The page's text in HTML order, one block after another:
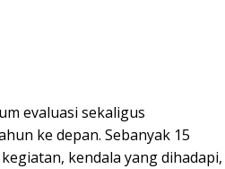
evaluasi sekaligus
ke depan. Sebanyak 15
kendala yang dihadapi,